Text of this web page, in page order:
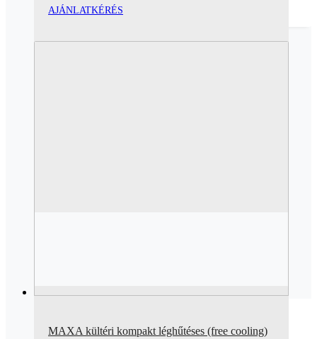
AJÁNLATKÉRÉS
MAXA kültéri kompakt léghűtéses (free cooling)